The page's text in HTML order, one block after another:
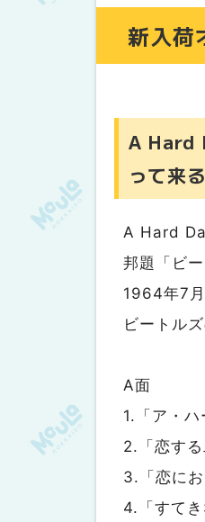
店舗
後書
新入荷
A Hard
って来
A Hard
邦題「ビ
1964年7
ビートル
A面
1.「ア・
2.「恋す
3.「恋に
4.「すて